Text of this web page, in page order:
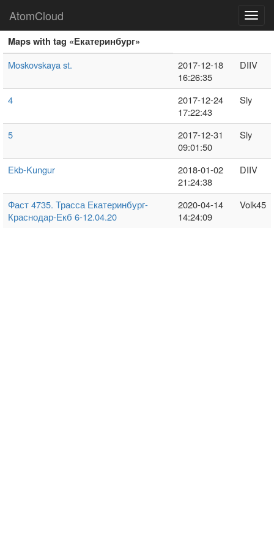
AtomCloud
Maps with tag «Екатеринбург»
Moskovskaya st.
2017-12-18
16:26:35
DIIV
4
2017-12-24
17:22:43
Sly
5
2017-12-31
09:01:50
Sly
Ekb-Kungur
2018-01-02
21:24:38
DIIV
Фаст 4735. Трасса Екатеринбург-
Краснодар-Екб 6-12.04.20
2020-04-14
14:24:09
Volk45